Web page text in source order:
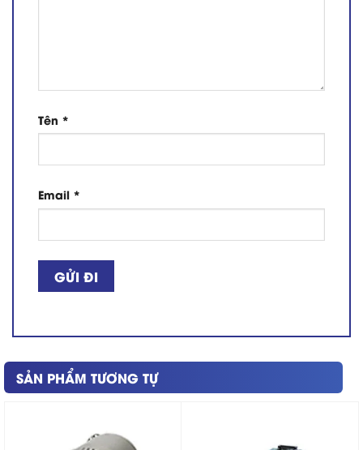
Tên *
Email *
SẢN PHẨM TƯƠNG TỰ